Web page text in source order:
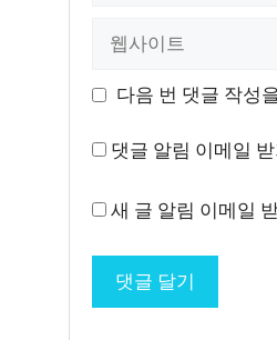
이 다음 번 댓글 작성
댓글 알림 이메일 받
새 글 알림 이메일